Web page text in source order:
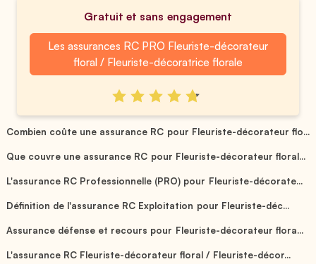
Gratuit et sans engagement
Les assurances RC PRO Fleuriste-décorateur
floral / Fleuriste-décoratrice florale
Combien coûte une assurance RC pour Fleuriste-décorateur flo...
Que couvre une assurance RC pour Fleuriste-décorateur floral...
L'assurance RC Professionnelle (PRO) pour Fleuriste-décorate...
Définition de l'assurance RC Exploitation pour Fleuriste-déc...
Assurance défense et recours pour Fleuriste-décorateur flora...
L'assurance RC Fleuriste-décorateur floral / Fleuriste-décor...